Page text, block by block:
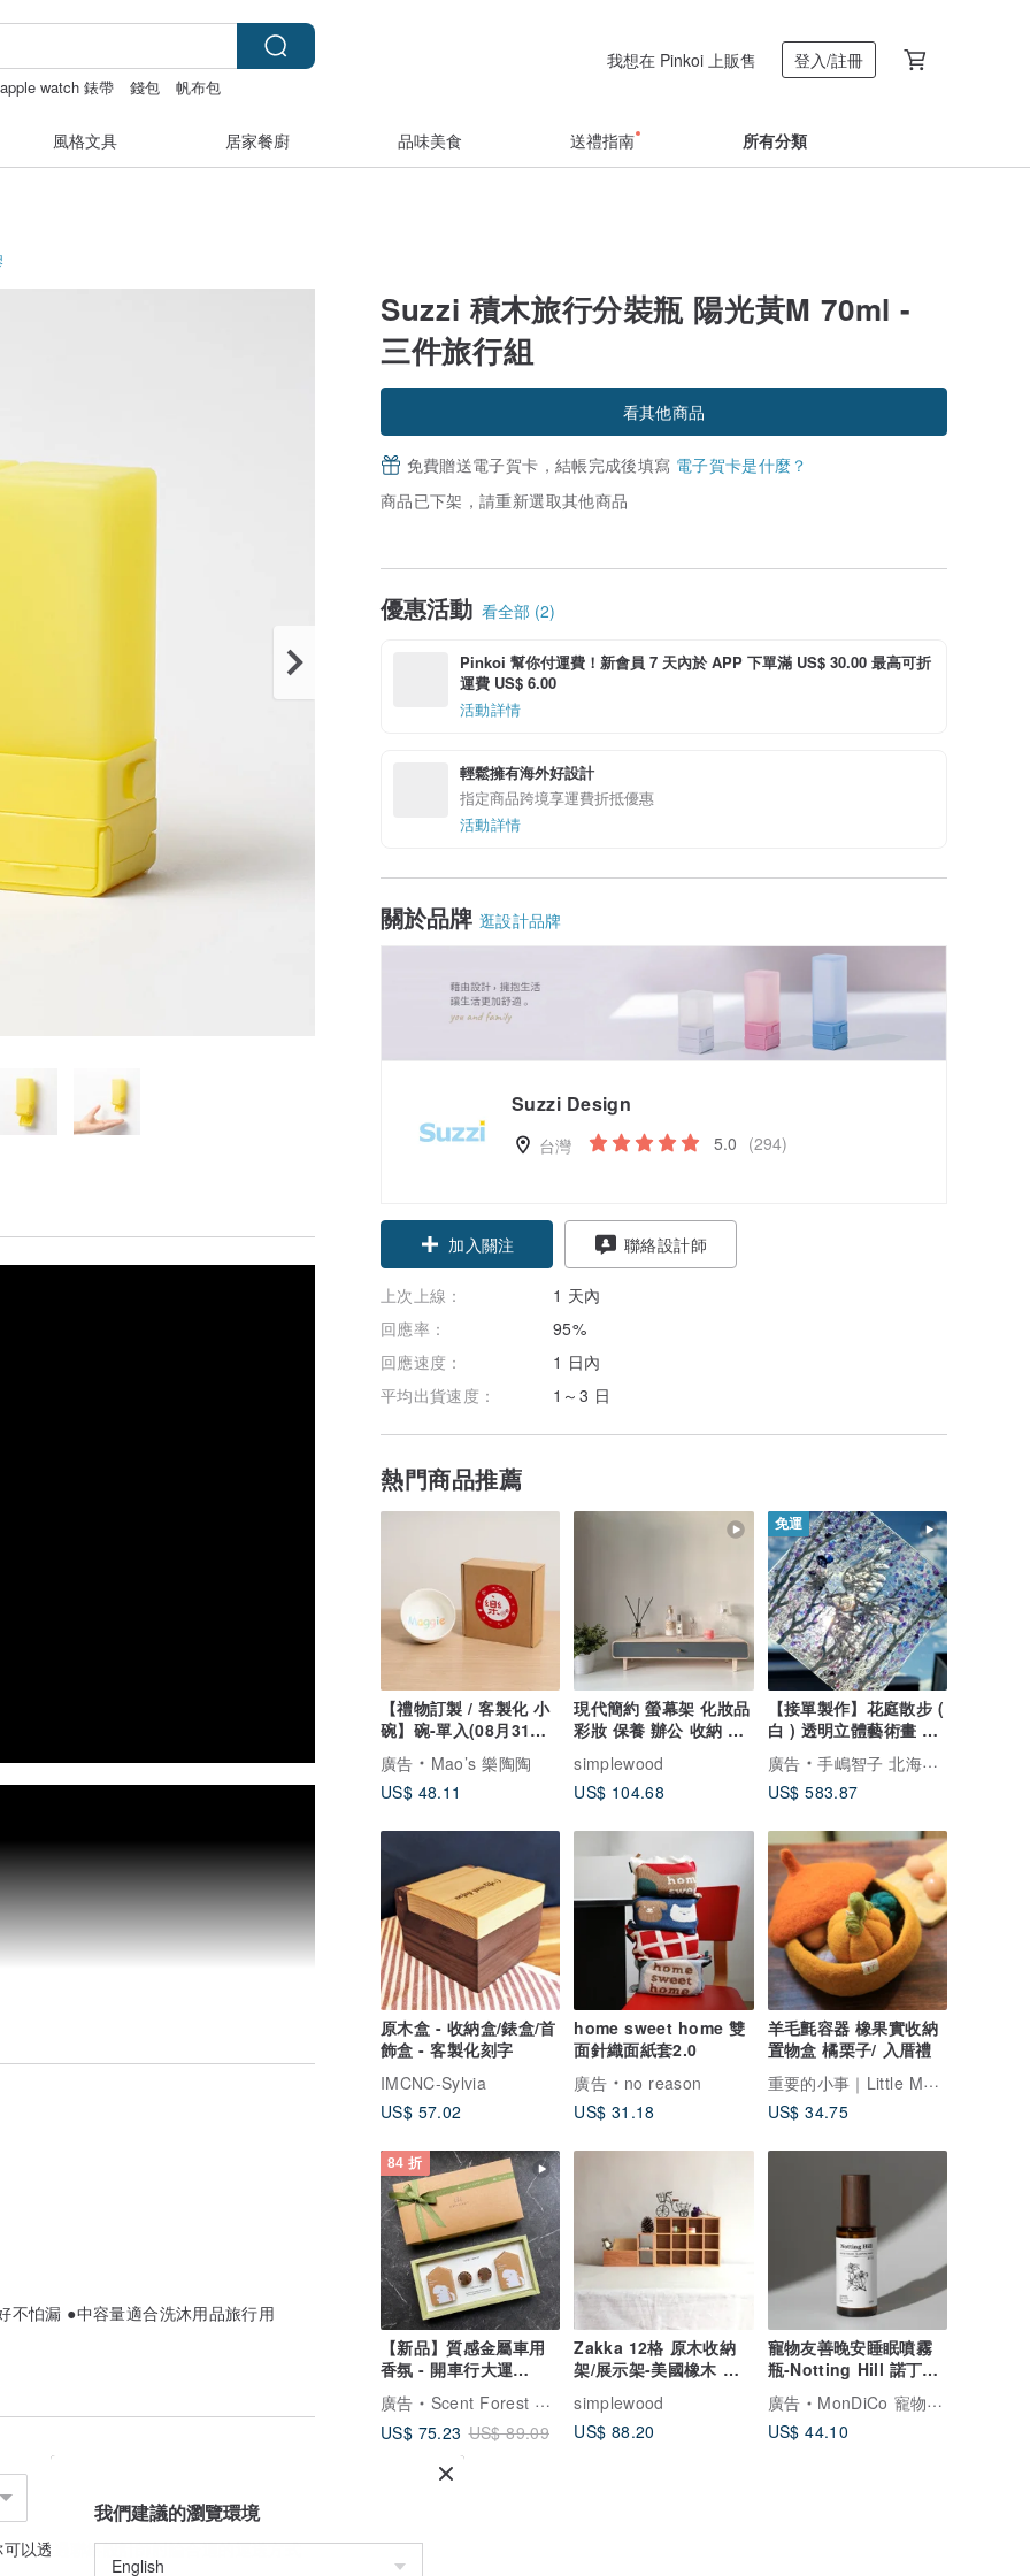
apple watch 錶帶 錢包 帆布包
我想在 Pinkoi 上販售 登入/註冊
風格文具 居家餐廚 品味美食 送禮指南 所有分類
Suzzi 積木旅行分裝瓶 陽光黃M 70ml -
三件旅行組
看其他商品
免費贈送電子賀卡，結帳完成後填寫 電子賀卡是什麼？
商品已下架，請重新選取其他商品
優惠活動 看全部 (2)
Pinkoi 幫你付運費！新會員 7 天內於 APP 下單滿 US$ 30.00 最高可折
運費 US$ 6.00
活動詳情
輕鬆擁有海外好設計
指定商品跨境享運費折抵優惠
活動詳情
關於品牌 逛設計品牌
Suzzi Design
台灣 5.0 (294)
加入關注 聯絡設計師
上次上線：
1 天內
回應率：
95%
回應速度：
1 日內
平均出貨速度：
1～3 日
熱門商品推薦
【禮物訂製 / 客製化 小
碗】碗-單入(08月31日
出貨) 禮物
廣告
Mao’s 樂陶陶
US$ 48.11
現代簡約 螢幕架 化妝品
彩妝 保養 辦公 收納 新
simplewood
US$ 104.68
免運
【接單製作】花庭散步 (
白 ) 透明立體藝術畫 影
繪居家裝飾
廣告
手嶋智子 北海道彩虹畫家
US$ 583.87
原木盒 - 收納盒/錶盒/首
飾盒 - 客製化刻字
IMCNC-Sylvia
US$ 57.02
home sweet home 雙
面針織面紙套2.0
廣告
no reason
US$ 31.18
羊毛氈容器 橡果實收納
置物盒 橘栗子/ 入厝禮
重要的小事｜Little Matter
US$ 34.75
84 折
【新品】質感金屬車用
香氛 - 開車行大運
【2025新年優惠】
廣告
Scent Forest 香氛森林
US$ 75.23 US$ 89.09
Zakka 12格 原木收納
架/展示架-美國橡木 新
居 公仔
simplewood
US$ 88.20
寵物友善晚安睡眠噴霧
瓶-Notting Hill 諾丁丘
(富豪花香調)
廣告
MonDiCo 寵物友善香氛
US$ 44.10
不怕漏 ●中容量適合洗沐用品旅行用
以透過 聯絡設計師討論合適的運送方式
我們建議的瀏覽環境